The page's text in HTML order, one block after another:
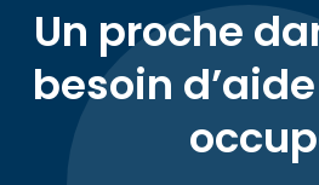
Un proche
besoin d’aide